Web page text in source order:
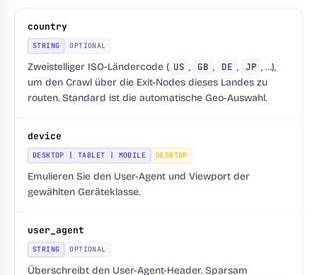
country
STRING OPTIONAL
Zweistelliger ISO-Ländercode ( US , GB , DE , JP , …),
um den Crawl über die Exit-Nodes dieses Landes zu
routen. Standard ist die automatische Geo-Auswahl.
device
DESKTOP | TABLET | MOBILE DESKTOP
Emulieren Sie den User-Agent und Viewport der
gewählten Geräteklasse.
user_agent
STRING OPTIONAL
Überschreibt den User-Agent-Header. Sparsam